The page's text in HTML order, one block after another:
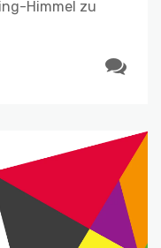
Himmel zu